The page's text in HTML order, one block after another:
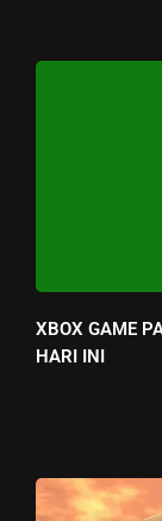
XBOX GAME
HARI INI